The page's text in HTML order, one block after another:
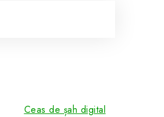
Ceas de șah digital